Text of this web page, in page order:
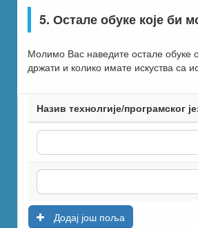
5. Остале обуке које би
Молимо Вас наведите остале обуке
држати и колико имате искуства са
Назив технолгије/програмског
Додај још поља